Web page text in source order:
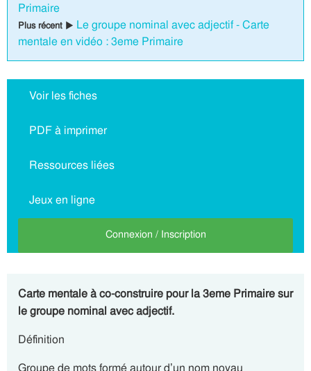
Primaire
Plus récent ▶ Le groupe nominal avec adjectif - Carte
mentale en vidéo : 3eme Primaire
Voir les fiches
PDF à imprimer
Ressources liées
Jeux en ligne
Connexion / Inscription
Carte mentale à co-construire pour la 3eme Primaire sur
le groupe nominal avec adjectif.
Définition
Groupe de mots formé autour d’un nom noyau